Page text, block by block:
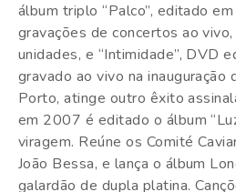
álbum triplo “Palco”, editado
gravações de concertos ao
unidades, e “Intimidade”, DVD
gravado ao vivo na inauguração
Porto, atinge outro êxito
em 2007 é editado o álbum
viragem. Reúne os Comité
João Bessa, e lança o álbum
galardão de dupla platina.